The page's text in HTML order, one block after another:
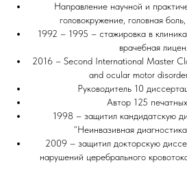
Направление научной и
головокружение, головная
1992 – 1995 – стажировка в
врачебная
2016 – Second International Master
and ocular motor
Руководитель 10
Автор 125
1998 – защитил кандидатскую
“Неинвазивная
2009 – защитил докторскую
нарушений церебрального